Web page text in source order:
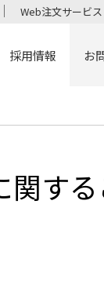
Web注文サービ
採用情報 お
関す